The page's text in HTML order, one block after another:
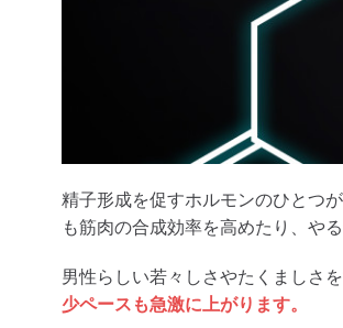
精子形成を促すホルモンのひとつ
も筋肉の合成効率を高めたり、や
男性らしい若々しさやたくましさ
少ペースも急激に上がります。